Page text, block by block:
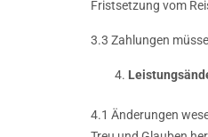
Fristsetzung vom
3.3 Zahlungen
4.1 Änderungen